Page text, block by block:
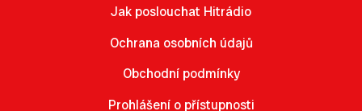
Jak poslouchat Hitrádio
Ochrana osobních údajů
Obchodní podmínky
Prohlášení o přístupnosti